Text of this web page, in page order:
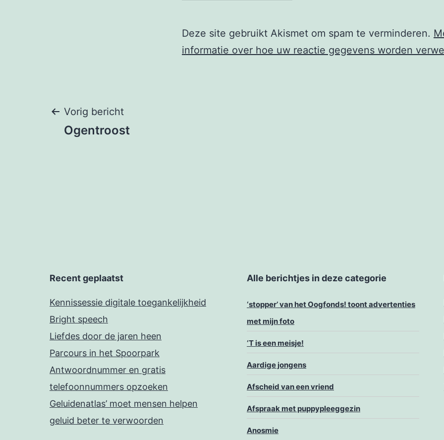
Deze site gebruikt Akismet om spam te verminderen.
informatie over hoe uw reactie gegevens worden
Berichtnavigatie
Vorig bericht
Ogentroost
Recent geplaatst
Kennissessie digitale toegankelijkheid
Bright speech
Liefdes door de jaren heen
Parcours in het Spoorpark
Antwoordnummer en gratis
telefoonnummers opzoeken
Geluidenatlas’ moet mensen helpen
geluid beter te verwoorden
Alle berichtjes in deze categorie
‘stopper’ van het Oogfonds! toont advertenties
met mijn foto
‘T is een meisje!
Aardige jongens
Afscheid van een vriend
Afspraak met puppypleeggezin
Anosmie